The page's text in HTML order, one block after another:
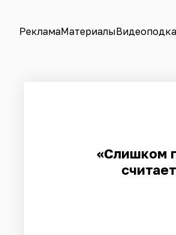
РекламаМатериалы
«Слишком